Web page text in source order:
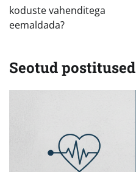
koduste vahenditega
eemaldada?
Seotud postitused